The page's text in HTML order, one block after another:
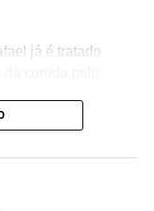
já é tratado